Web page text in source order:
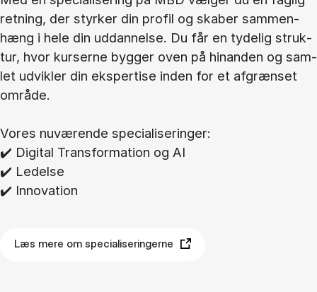
ret­ning, der styr­ker din pro­fil og ska­ber sam­men­
hæng i hele din ud­dan­nel­se. Du får en ty­de­lig struk­
tur, hvor kur­ser­ne byg­ger oven på hin­an­den og sam­
let ud­vik­ler din eks­per­ti­se in­den for et af­græn­set
om­rå­de.
Vo­res nu­væ­ren­de spe­ci­a­li­se­rin­ger:
✔️ Di­gi­tal Trans­for­ma­tion og AI
✔️ Le­del­se
✔️ In­nova­tion
Læs mere om specialiseringerne